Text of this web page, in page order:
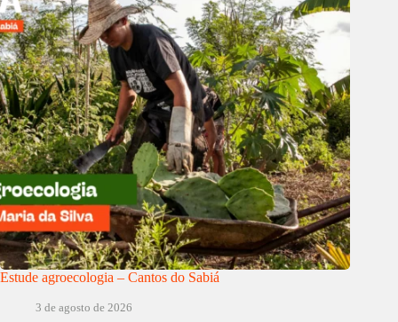
Estude agroecologia – Cantos do Sabiá
3 de agosto de 2026